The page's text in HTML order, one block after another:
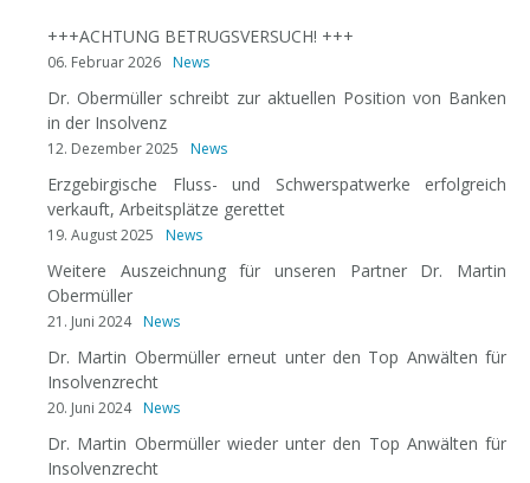
+++ACHTUNG BETRUGSVERSUCH! +++
06. Februar 2026 News
Dr. Obermüller schreibt zur aktuellen Position von Banken
in der Insolvenz
12. Dezember 2025 News
Erzgebirgische Fluss- und Schwerspatwerke erfolgreich
verkauft, Arbeitsplätze gerettet
19. August 2025 News
Weitere Auszeichnung für unseren Partner Dr. Martin
Obermüller
21. Juni 2024 News
Dr. Martin Obermüller erneut unter den Top Anwälten für
Insolvenzrecht
20. Juni 2024 News
Dr. Martin Obermüller wieder unter den Top Anwälten für
Insolvenzrecht